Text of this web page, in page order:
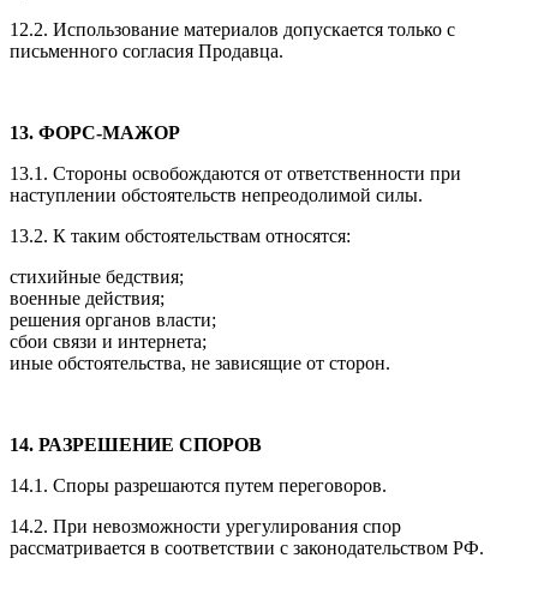
12.2. Использование материалов допускается только с
письменного согласия Продавца.
13. ФОРС-МАЖОР
13.1. Стороны освобождаются от ответственности при
наступлении обстоятельств непреодолимой силы.
13.2. К таким обстоятельствам относятся:
стихийные бедствия;
военные действия;
решения органов власти;
сбои связи и интернета;
иные обстоятельства, не зависящие от сторон.
14. РАЗРЕШЕНИЕ СПОРОВ
14.1. Споры разрешаются путем переговоров.
14.2. При невозможности урегулирования спор
рассматривается в соответствии с законодательством РФ.